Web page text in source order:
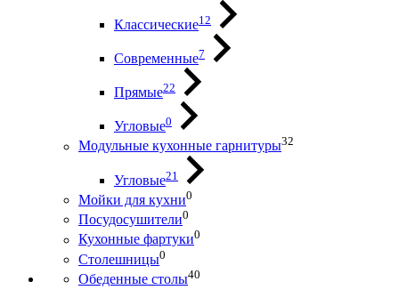
Классические12
Современные7
Прямые22
Угловые0
Модульные кухонные гарнитуры32
Угловые21
Мойки для кухни0
Посудосушители0
Кухонные фартуки0
Столешницы0
Обеденные столы40